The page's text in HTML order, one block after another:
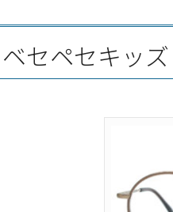
ベセペセキッ